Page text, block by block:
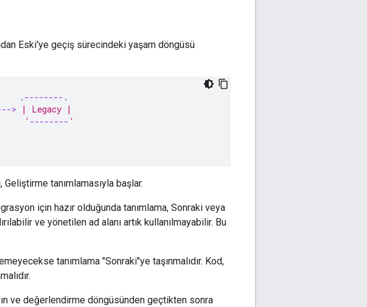
Eski'ye geçiş sürecindeki yaşam döngüsü
. -------- .
> | Legacy |
' -------- '
tanımlamasıyla başlar.
için hazır olduğunda tanımlama, Sonraki veya
ve yönetilen ad alanı artık kullanılmayabilir. Bu
tanımlama "Sonraki"ye taşınmalıdır. Kod,
ve değerlendirme döngüsünden geçtikten sonra